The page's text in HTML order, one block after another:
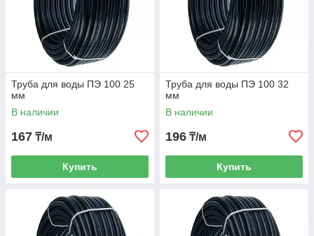
Труба для воды ПЭ 100 25
мм
В наличии
167 ₸/м
Купить
Труба для воды ПЭ 100 32
мм
В наличии
196 ₸/м
Купить